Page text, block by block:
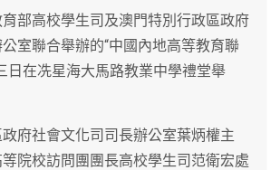
育部高校學生司及澳門特別行政區政府
室聯合舉辦的“中國內地高等教育聯
日在冼星海大馬路教業中學禮堂舉
府社會文化司司長辦公室葉炳權主
院校訪問團團長高校學生司范衛宏處